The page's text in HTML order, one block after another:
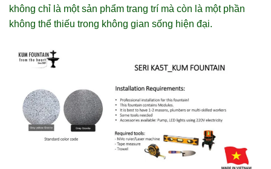
không chỉ là một sản phẩm trang trí mà còn là một phần
không thể thiếu trong không gian sống hiện đại.